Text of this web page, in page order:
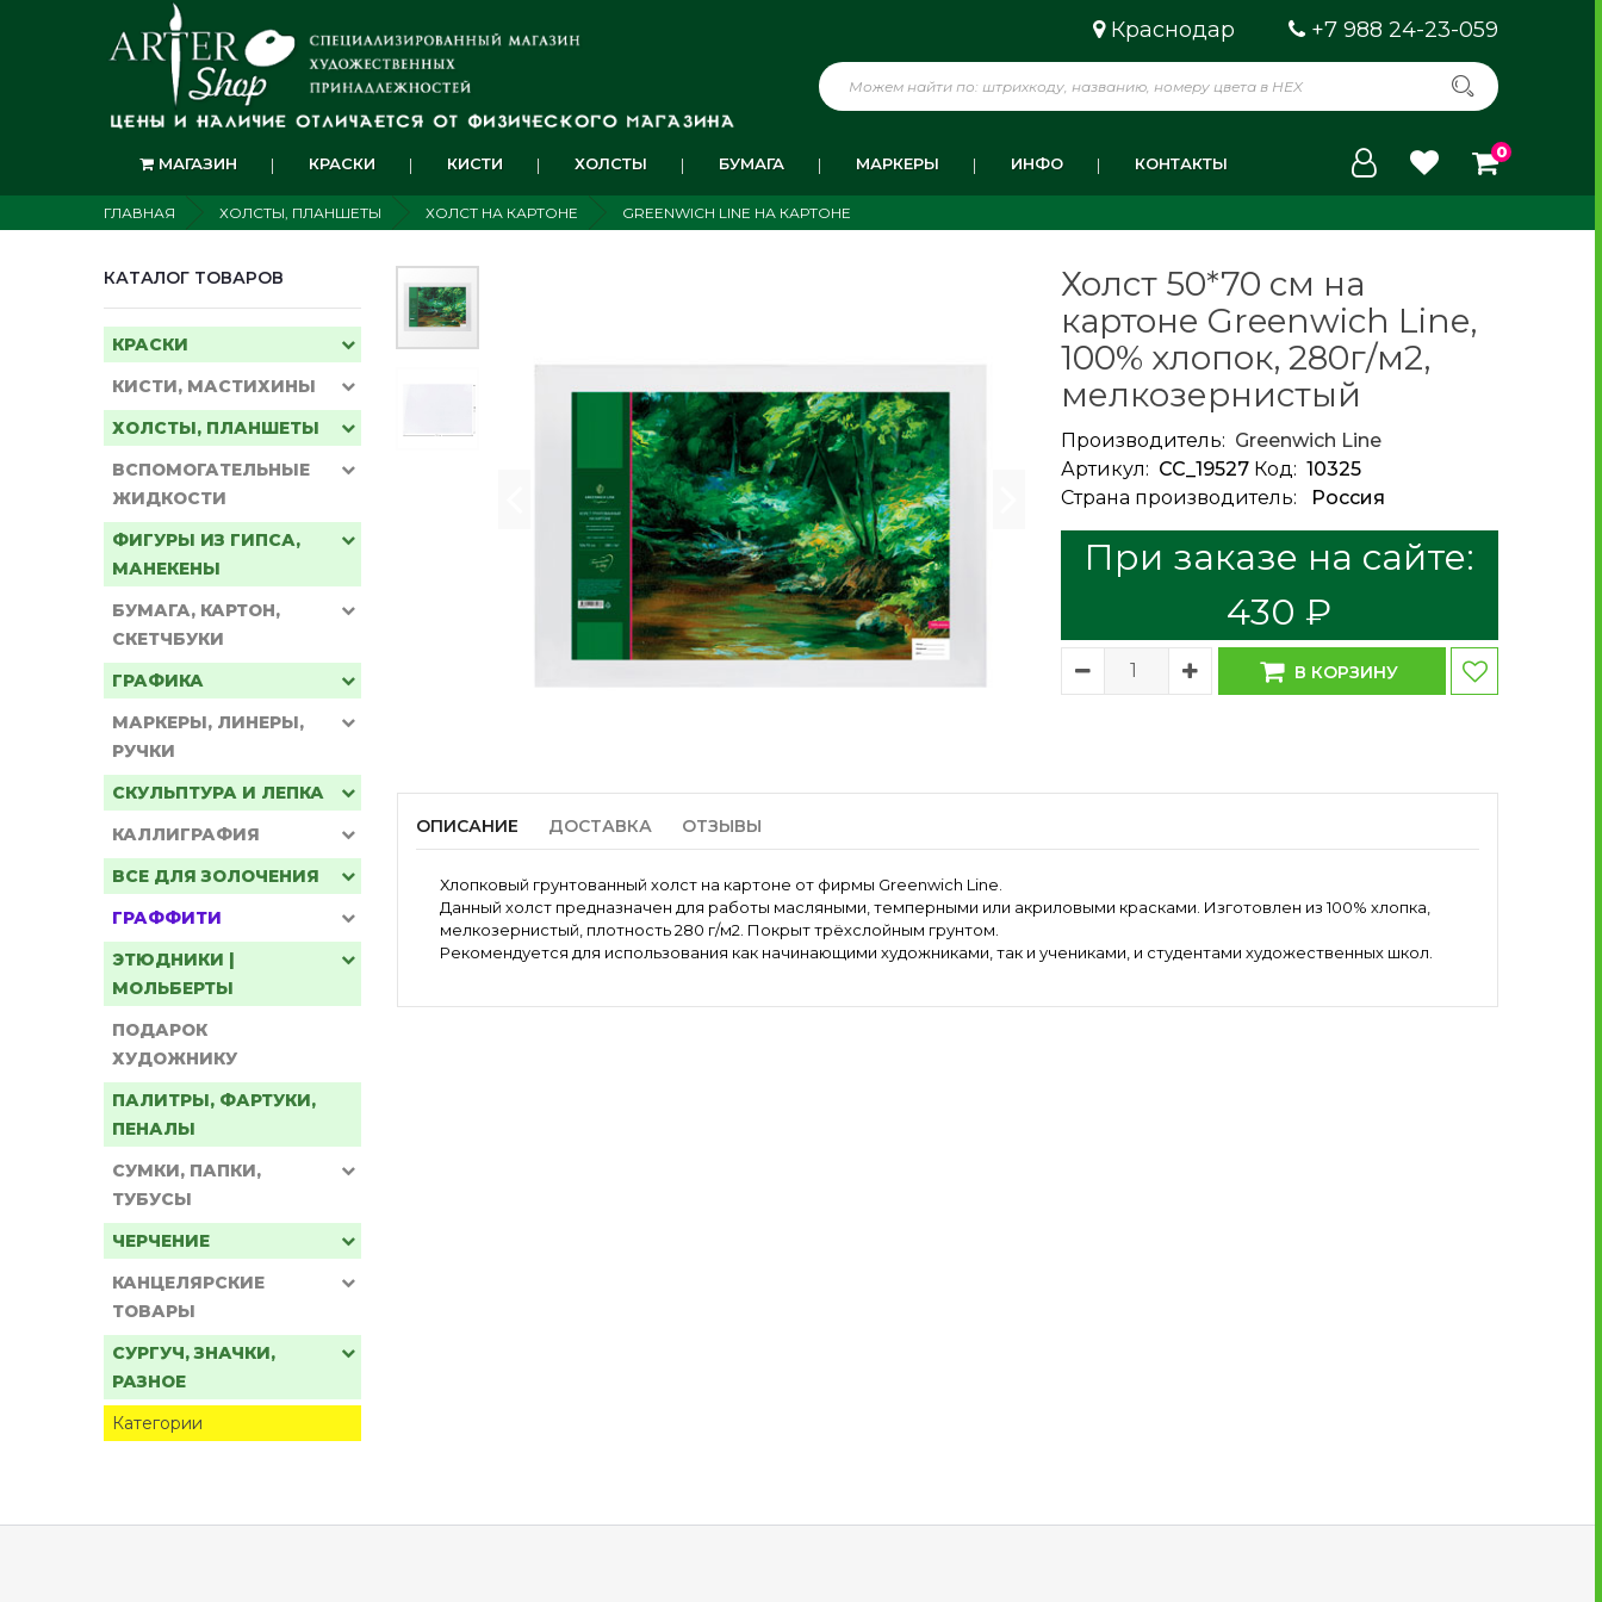
Краснодар +7 988 24-23-059
МАГАЗИН КРАСКИ КИСТИ ХОЛСТЫ БУМАГА МАРКЕРЫ ИНФО КОНТАКТЫ
0
ГЛАВНАЯ ХОЛСТЫ, ПЛАНШЕТЫ ХОЛСТ НА КАРТОНЕ GREENWICH LINE НА КАРТОНЕ
КАТАЛОГ ТОВАРОВ
КРАСКИ
КИСТИ, МАСТИХИНЫ
ХОЛСТЫ, ПЛАНШЕТЫ
ВСПОМОГАТЕЛЬНЫЕ
ЖИДКОСТИ
ФИГУРЫ ИЗ ГИПСА,
МАНЕКЕНЫ
БУМАГА, КАРТОН,
СКЕТЧБУКИ
ГРАФИКА
МАРКЕРЫ, ЛИНЕРЫ,
РУЧКИ
СКУЛЬПТУРА И ЛЕПКА
КАЛЛИГРАФИЯ
ВСЕ ДЛЯ ЗОЛОЧЕНИЯ
ГРАФФИТИ
ЭТЮДНИКИ |
МОЛЬБЕРТЫ
ПОДАРОК
ХУДОЖНИКУ
ПАЛИТРЫ, ФАРТУКИ,
ПЕНАЛЫ
СУМКИ, ПАПКИ,
ТУБУСЫ
ЧЕРЧЕНИЕ
КАНЦЕЛЯРСКИЕ
ТОВАРЫ
СУРГУЧ, ЗНАЧКИ,
РАЗНОЕ
Категории
Холст 50*70 см на
картоне Greenwich Line,
100% хлопок, 280г/м2,
мелкозернистый
Производитель: Greenwich Line
Артикул: CC_19527Код: 10325
Страна производитель:
Россия
При заказе на сайте:
430 ₽
В КОРЗИНУ
ОПИСАНИЕ ДОСТАВКА ОТЗЫВЫ
Хлопковый грунтованный холст на картоне от фирмы Greenwich Line.
Данный холст предназначен для работы масляными, темперными или акриловыми красками. Изготовлен из 100% хлопка,
мелкозернистый, плотность 280 г/м2. Покрыт трёхслойным грунтом.
Рекомендуется для использования как начинающими художниками, так и учениками, и студентами художественных школ.